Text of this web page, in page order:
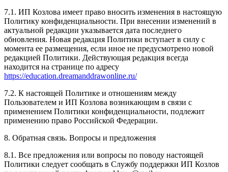
7.1. ИП Козлова имеет право вносить изменения в настоящую
Политику конфиденциальности. При внесении изменений в
актуальной редакции указывается дата последнего
обновления. Новая редакция Политики вступает в силу с
момента ее размещения, если иное не предусмотрено новой
редакцией Политики. Действующая редакция всегда
находится на странице по адресу
https://education.dreamanddrawonline.ru/
7.2. К настоящей Политике и отношениям между
Пользователем и ИП Козлова возникающим в связи с
применением Политики конфиденциальности, подлежит
применению право Российской Федерации.
8. Обратная связь. Вопросы и предложения
8.1. Все предложения или вопросы по поводу настоящей
Политики следует сообщать в Службу поддержки ИП Козлов